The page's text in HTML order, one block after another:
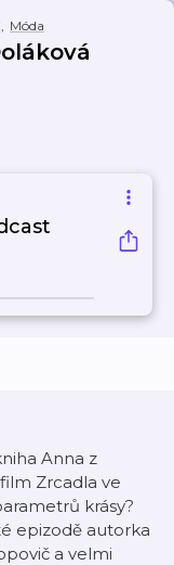
, Móda
Anna z
Zrcadla ve
krásy?
epizodě autorka
a velmi